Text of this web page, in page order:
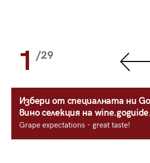
1 /29
Избери от специалната ни
вино селекция на
Grape expectations - great taste!